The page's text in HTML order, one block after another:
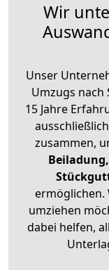
Wir
Unser
Umzugs
15 Jahre
zusammen,
ermöglichen.
umziehen
dabei helfen,